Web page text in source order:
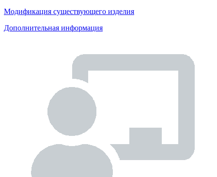
Модификация существующего изделия
Дополнительная информация